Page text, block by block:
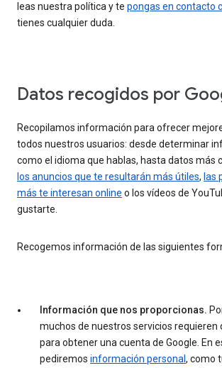
leas nuestra política y te pongas en contacto
tienes cualquier duda.
Datos recogidos por
Recopilamos información para ofrecer
todos nuestros usuarios: desde determinar
como el idioma que hablas, hasta datos más
los anuncios que te resultarán más útiles, las
más te interesan online o los vídeos de
gustarte.
Recogemos información de las siguientes
Información que nos proporcionas.
muchos de nuestros servicios requieren
para obtener una cuenta de Google. En
pediremos información personal, como